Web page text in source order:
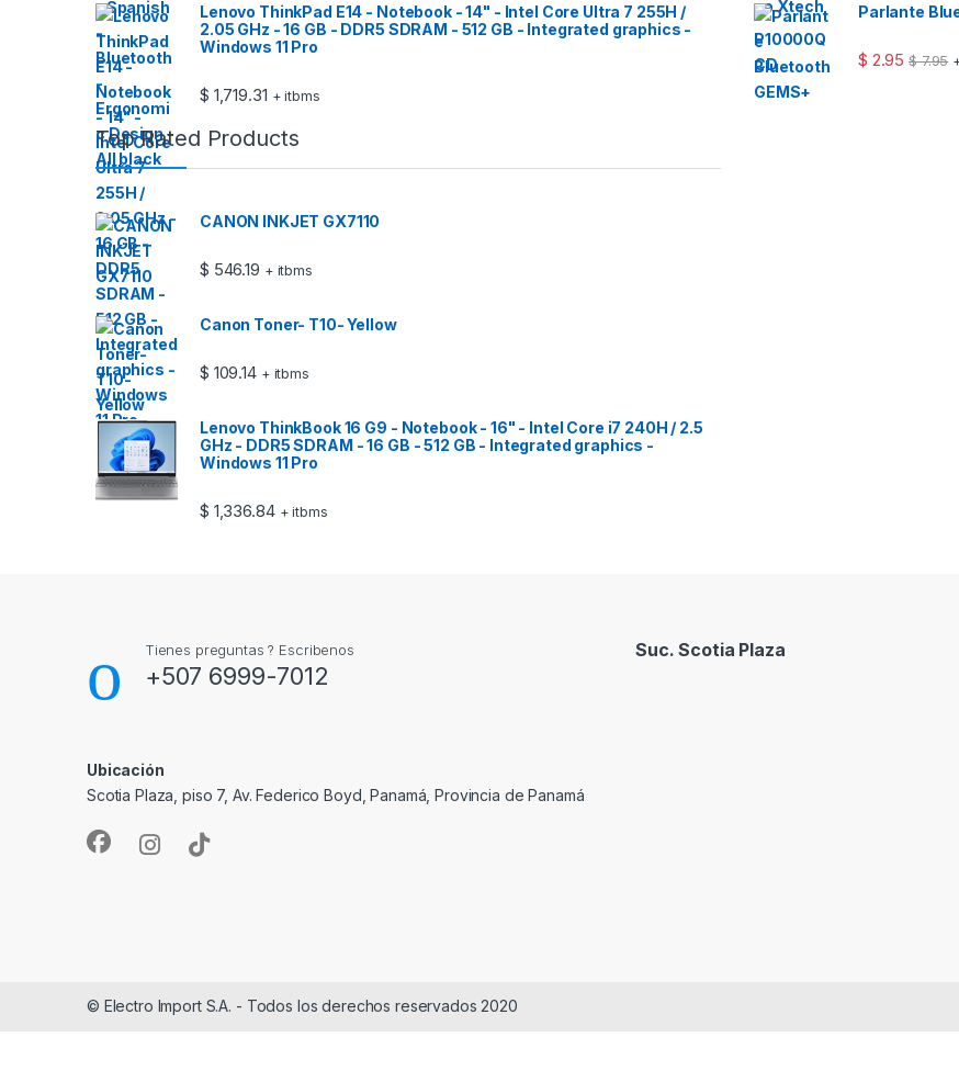
Lenovo ThinkPad E14 - Notebook - 14" - Intel Core Ultra 7 255H /
2.05 GHz - 16 GB - DDR5 SDRAM - 512 GB - Integrated graphics -
Windows 11 Pro
$ 1,719.31 + itbms
Parlante
$ 2.95 $7.95
Top Rated Products
CANON INKJET GX7110
$ 546.19 + itbms
Canon Toner- T10- Yellow
$ 109.14 + itbms
Lenovo ThinkBook 16 G9 - Notebook - 16" - Intel Core i7 240H / 2.5
GHz - DDR5 SDRAM - 16 GB - 512 GB - Integrated graphics -
Windows 11 Pro
$ 1,336.84 + itbms
Tienes preguntas ? Escribenos
+507 6999-7012
Ubicación
Scotia Plaza, piso 7, Av. Federico Boyd, Panamá, Provincia de Panamá
Suc. Scotia Plaza
© Electro Import S.A. - Todos los derechos reservados 2020